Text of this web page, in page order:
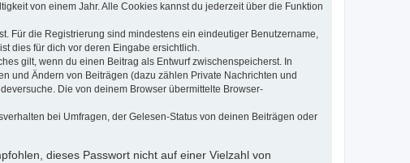
von einem Jahr. Alle Cookies kannst du jederzeit über die Funktion
Für die Registrierung sind mindestens ein eindeutiger Benutzername,
dies für dich vor deren Eingabe ersichtlich.
gilt, wenn du einen Beitrag als Entwurf zwischenspeicherst. In
und Ändern von Beiträgen (dazu zählen Private Nachrichten und
Die von deinem Browser übermittelte Browser-
bei Umfragen, der Gelesen-Status von deinen Beiträgen oder
dieses Passwort nicht auf einer Vielzahl von